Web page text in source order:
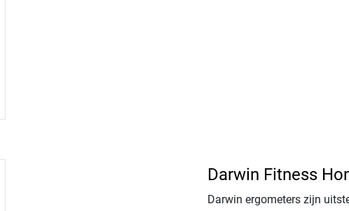
Darwin Fitness
Darwin ergometers zijn